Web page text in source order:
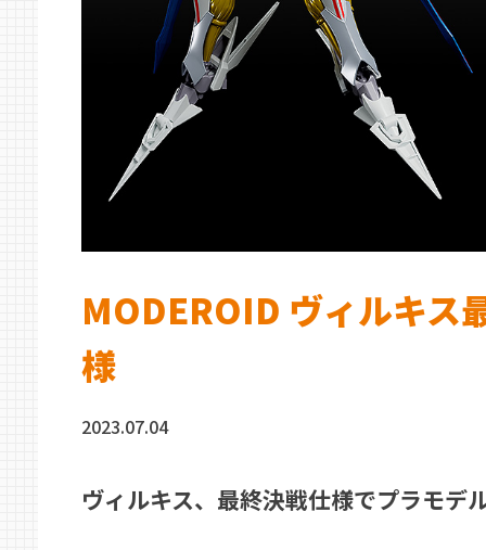
MODEROID ヴィルキス
様
2023.07.04
ヴィルキス、最終決戦仕様でプラモデ